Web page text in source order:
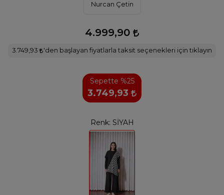
Nurcan Çetin
4.999,90
3.749,93 'den başlayan fiyatlarla taksit seçenekleri için tıklayın
Sepette %25
3.749,93
Renk: SİYAH